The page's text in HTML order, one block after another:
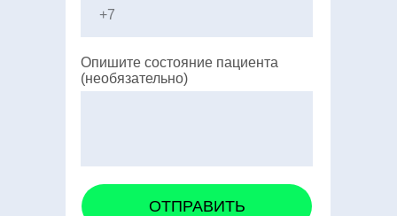
Опишите состояние пациента
(необязательно)
ОТПРАВИТЬ